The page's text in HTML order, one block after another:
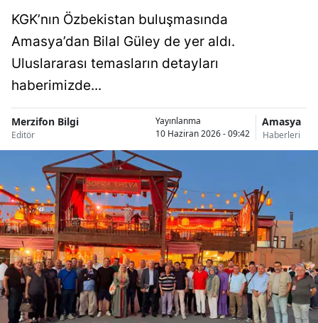
KGK’nın Özbekistan buluşmasında
Amasya’dan Bilal Güley de yer aldı.
Uluslararası temasların detayları
haberimizde...
Merzifon Bilgi
Editör
Yayınlanma
10 Haziran 2026 - 09:42
Amasya
Haberleri